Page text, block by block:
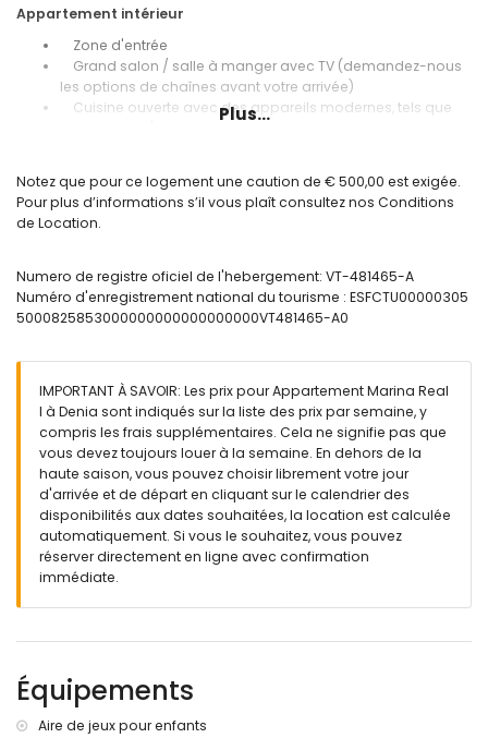
Appartement intérieur
Zone d'entrée
Grand salon / salle à manger avec TV (demandez-nous
les options de chaînes avant votre arrivée)
Cuisine ouverte avec des appareils modernes, tels que
accès à la terrasse.
Salle de bain avec douche en suite
Chambre avec lit double et accès à la terrasse.
Grande terrasse avec de beaux meubles et vue sur le
Montgó et la piscine.
Autre équipement
WI-FI inclus
Machine à laver et sèche linge intégrée.
Sèche cheveux
Fer et planche à repasser
Climatisation centrale dans toutes les pièces pour mode
froid et chaud .
Complexe résidentiel Marina Real I
Grande piscine partagée
Pelouse et palmiers
Aire de jeux pour enfants
Douches et toilettes extérieures
Nouveau batiment
Plus...
Notez que pour ce logement une caution de € 500,00 est exigée.
Pour plus d’informations s’il vous plaît consultez nos Conditions
de Location.
Numero de registre oficiel de l'hebergement: VT-481465-A
Numéro d'enregistrement national du tourisme : ESFCTU00000305
5000825853000000000000000000VT481465-A0
IMPORTANT À SAVOIR: Les prix pour Appartement Marina Real
I à Denia sont indiqués sur la liste des prix par semaine, y
compris les frais supplémentaires. Cela ne signifie pas que
vous devez toujours louer à la semaine. En dehors de la
haute saison, vous pouvez choisir librement votre jour
d'arrivée et de départ en cliquant sur le calendrier des
disponibilités aux dates souhaitées, la location est calculée
automatiquement. Si vous le souhaitez, vous pouvez
réserver directement en ligne avec confirmation
immédiate.
Équipements
Aire de jeux pour enfants